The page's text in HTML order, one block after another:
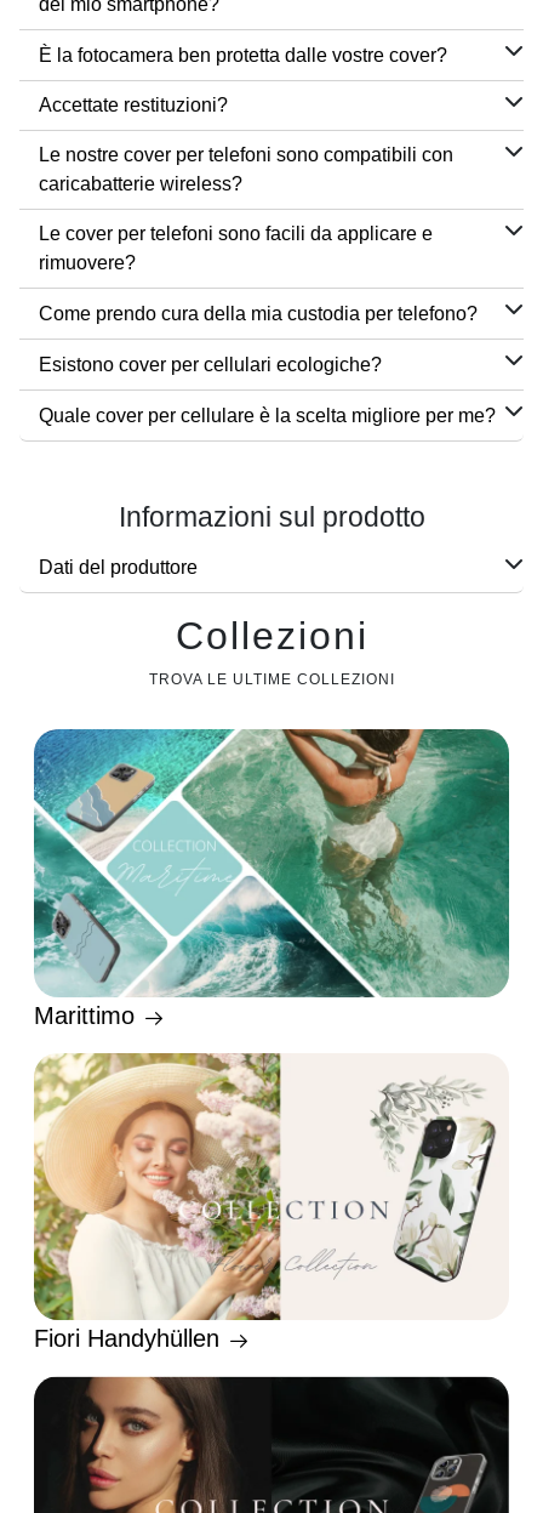
È la fotocamera ben protetta dalle vostre cover?
Accettate restituzioni?
Le nostre cover per telefoni sono compatibili con
caricabatterie wireless?
Le cover per telefoni sono facili da applicare e
rimuovere?
Come prendo cura della mia custodia per telefono?
Esistono cover per cellulari ecologiche?
Quale cover per cellulare è la scelta migliore per me?
Informazioni sul prodotto
Dati del produttore
Collezioni
TROVA LE ULTIME COLLEZIONI
Marittimo
Fiori Handyhüllen